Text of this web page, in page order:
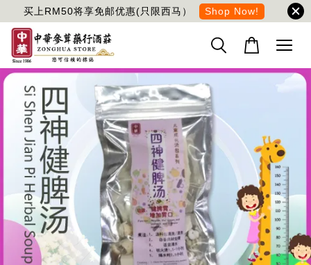
买上RM50将享免邮优惠(只限西马） Shop Now!